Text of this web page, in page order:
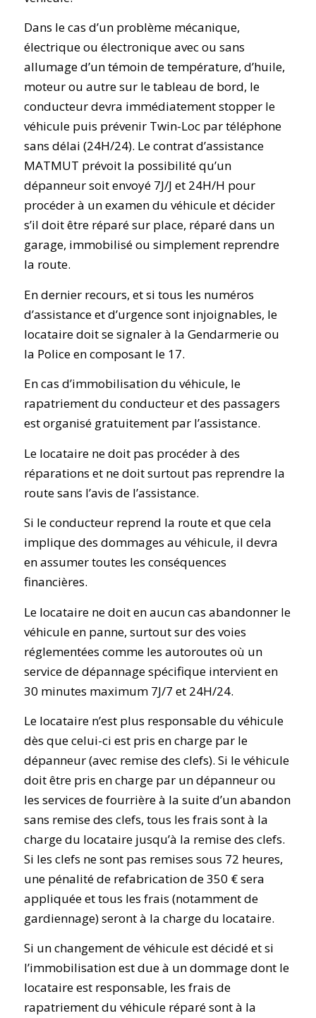
Dans le cas d’un problème mécanique,
électrique ou électronique avec ou sans
allumage d’un témoin de température, d’huile,
moteur ou autre sur le tableau de bord, le
conducteur devra immédiatement stopper le
véhicule puis prévenir Twin-Loc par téléphone
sans délai (24H/24). Le contrat d’assistance
MATMUT prévoit la possibilité qu’un
dépanneur soit envoyé 7J/J et 24H/H pour
procéder à un examen du véhicule et décider
s’il doit être réparé sur place, réparé dans un
garage, immobilisé ou simplement reprendre
la route.
En dernier recours, et si tous les numéros
d’assistance et d’urgence sont injoignables, le
locataire doit se signaler à la Gendarmerie ou
la Police en composant le 17.
En cas d’immobilisation du véhicule, le
rapatriement du conducteur et des passagers
est organisé gratuitement par l’assistance.
Le locataire ne doit pas procéder à des
réparations et ne doit surtout pas reprendre la
route sans l’avis de l’assistance.
Si le conducteur reprend la route et que cela
implique des dommages au véhicule, il devra
en assumer toutes les conséquences
financières.
Le locataire ne doit en aucun cas abandonner le
véhicule en panne, surtout sur des voies
réglementées comme les autoroutes où un
service de dépannage spécifique intervient en
30 minutes maximum 7J/7 et 24H/24.
Le locataire n’est plus responsable du véhicule
dès que celui-ci est pris en charge par le
dépanneur (avec remise des clefs). Si le véhicule
doit être pris en charge par un dépanneur ou
les services de fourrière à la suite d’un abandon
sans remise des clefs, tous les frais sont à la
charge du locataire jusqu’à la remise des clefs.
Si les clefs ne sont pas remises sous 72 heures,
une pénalité de refabrication de 350 € sera
appliquée et tous les frais (notamment de
gardiennage) seront à la charge du locataire.
Si un changement de véhicule est décidé et si
l’immobilisation est due à un dommage dont le
locataire est responsable, les frais de
rapatriement du véhicule réparé sont à la